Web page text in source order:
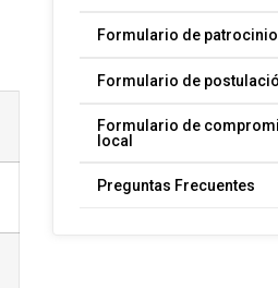
Formulario de
Formulario de
Formulario de
local
Preguntas Frecuentes